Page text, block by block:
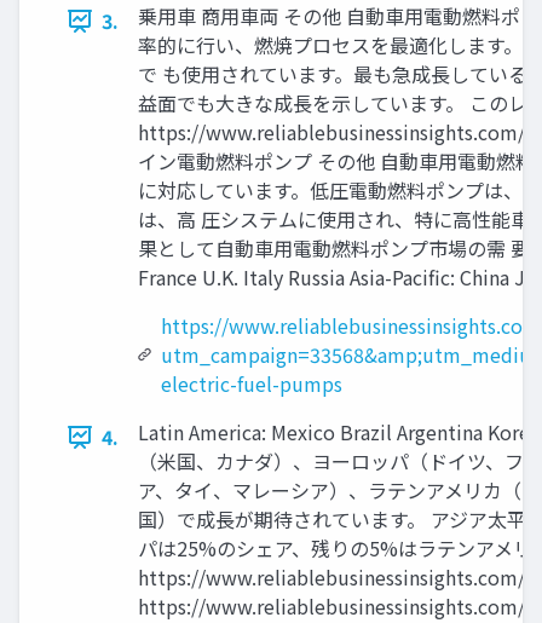
3.
乗用車 商用車両 その他 自動車用電動燃料ポ
率的に行い、燃焼プロセスを最適化します。
で も使用されています。最も急成長している
益面でも大きな成長を示しています。 この
https://www.reliablebusinessinsights.com/
イン電動燃料ポンプ その他 自動車用電動燃
に対応しています。低圧電動燃料ポンプは、
は、高 圧システムに使用され、特に高性能
果として自動車用電動燃料ポンプ市場の需
France U.K. Italy Russia Asia-Pacific: China
https://
electric-fuel-pumps
4.
Latin America: Mexico Brazil Argentina
（米国、カナダ）、ヨーロッパ（ドイツ、
ア、タイ、マレーシア）、ラテンアメリカ（
国）で成長が期待されています。 アジア太
パは25%のシェア、残りの5%はラテンアメ
https://www.reliablebusinessinsights.com/
https://www.reliablebusinessinsights.com/